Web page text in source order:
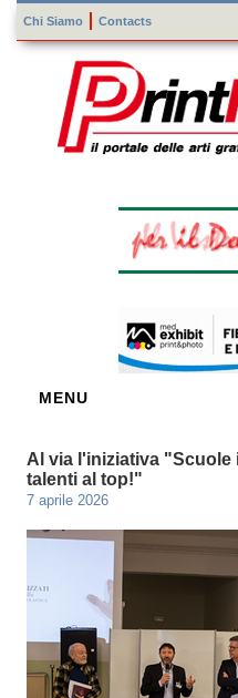
Chi Siamo Contacts
MENU
DI
Al via l'iniziativa "Scuole
talenti al top!"
7 aprile 2026